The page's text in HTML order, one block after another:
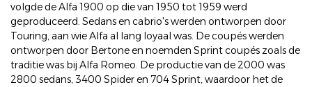
volgde de Alfa 1900 op die van 1950 tot 1959 werd
geproduceerd. Sedans en cabrio's werden ontworpen door
Touring, aan wie Alfa al lang loyaal was. De coupés werden
ontworpen door Bertone en noemden Sprint coupés zoals de
traditie was bij Alfa Romeo. De productie van de 2000 was
2800 sedans, 3400 Spider en 704 Sprint, waardoor het de